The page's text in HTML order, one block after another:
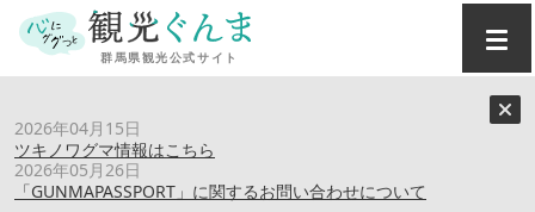
2026年04月15日
ツキノワグマ情報はこちら
2026年05月26日
「GUNMAPASSPORT」に関するお問い合わせについて
赤城りんご組合